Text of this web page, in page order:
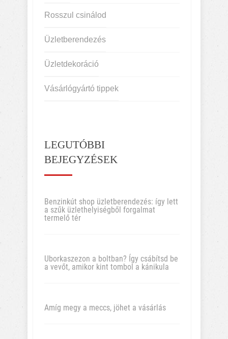
Rosszul csinálod
Üzletberendezés
Üzletdekoráció
Vásárlógyártó tippek
LEGUTÓBBI
BEJEGYZÉSEK
Benzinkút shop üzletberendezés: így lett
a szűk üzlethelyiségből forgalmat
termelő tér
Uborkaszezon a boltban? Így csábítsd be
a vevőt, amikor kint tombol a kánikula
Amíg megy a meccs, jöhet a vásárlás